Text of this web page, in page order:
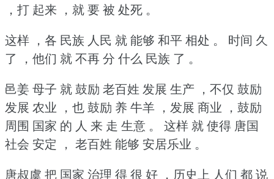
，打 起来 ，就 要 被 处死 。
这样 ，各 民族 人民 就 能够 和平 相处 。
时间 久
了 ，他们 就 不再 分 什么 民族 了 。
邑姜 母子 就 鼓励 老百姓 发展 生产 ，不仅 鼓励
发展 农业 ，也 鼓励 养 牛羊 ，发展 商业 ，鼓励
周围 国家 的 人 来 走 生意 。
这样 就 使得 唐国
社会 安定 ， 老百姓 能够 安居乐业 。
唐叔虞 把 国家 治理 得 很 好 ，历史上 人们 都 说